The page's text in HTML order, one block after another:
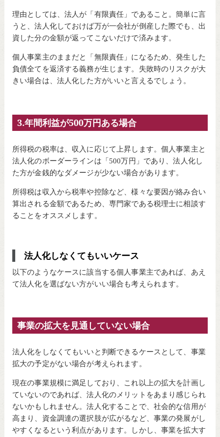
理由としては、法人が「有限責任」であること。簡単に言
うと、法人化しておけば万が一会社が倒産した際でも、出
資した分の金額が返ってこないだけで済みます。
個人事業主のままだと「無限責任」になるため、発生した
負債全てを返済する義務が生じます。失敗時のリスクが大
きい場合は、法人化した方がいいと言えるでしょう。
3.年間利益が500万円ある場合
所得税の税率は、収入に応じて上昇します。個人事業主と
法人化のボーダーラインは「500万円」であり、法人化し
た方が金銭的なダメージが少ない場合があります。
所得税は収入から税率や控除など、様々な要因が絡み合い
算出される金額であるため、専門家である税理士に相談す
ることをオススメします。
法人化しなくてもいいケース
以下のようなケースに該当する個人事業主であれば、あえ
て法人化を選ばない方がいい場合も考えられます。
事業の拡大を見通していない場合
法人化をしなくてもいいと判断できるケースとして、事業
拡大の予定がない場合が考えられます。
現在の事業規模に満足しており、これ以上の拡大を計画し
ていないのであれば、法人化のメリットをあまり感じられ
ないかもしれません。法人化することで、社会的な信用が
高まり、資金調達の選択肢が広がるなど、事業の発展がし
やすくなるという利点があります。しかし、事業を拡大す